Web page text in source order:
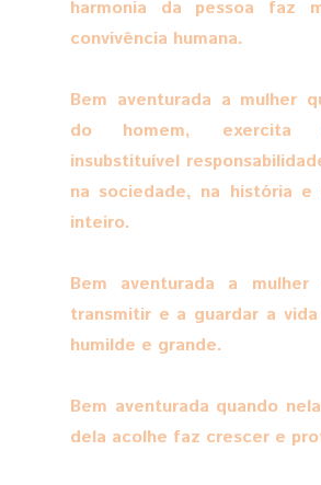
harmonia da pessoa faz
convivência humana.
Bem aventurada a mulher
do homem, exercita
insubstituível
na sociedade, na história e
inteiro.
Bem aventurada a mulher
transmitir e a guardar a
humilde e grande.
Bem aventurada quando
dela acolhe faz crescer e